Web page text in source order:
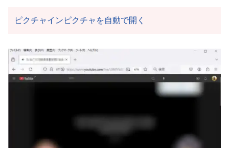
ピクチャインピクチャを自動で開く